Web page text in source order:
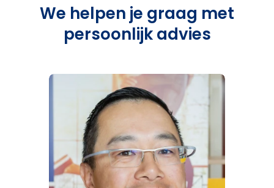
We helpen je graag met
persoonlijk advies